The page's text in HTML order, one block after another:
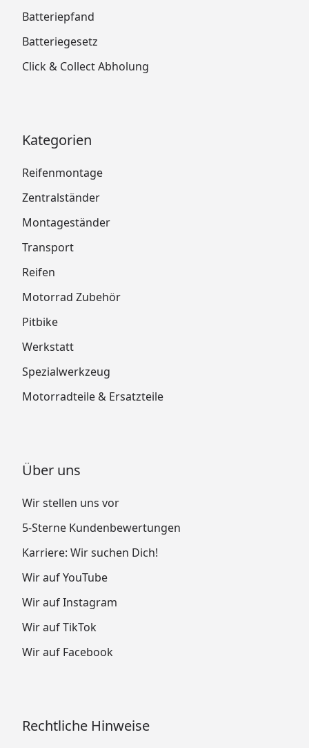
Batteriepfand
Batteriegesetz
Click & Collect Abholung
Kategorien
Reifenmontage
Zentralständer
Montageständer
Transport
Reifen
Motorrad Zubehör
Pitbike
Werkstatt
Spezialwerkzeug
Motorradteile & Ersatzteile
Über uns
Wir stellen uns vor
5-Sterne Kundenbewertungen
Karriere: Wir suchen Dich!
Wir auf YouTube
Wir auf Instagram
Wir auf TikTok
Wir auf Facebook
Rechtliche Hinweise